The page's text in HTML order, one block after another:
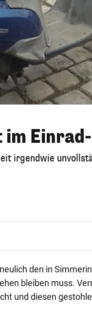
irgendwie
den in
bleiben muss.
und diesen